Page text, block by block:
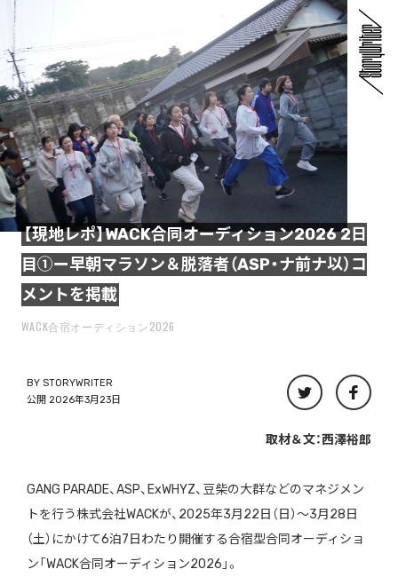
【現地レポ】WACK合同オーディション2026 2日
目①ー早朝マラソン＆脱落者（ASP・ナ前ナ以）コ
メントを掲載
WACK合宿オーディション2026
BY STORYWRITER
公開 2026年3月23日
取材＆文：西澤裕郎
GANG PARADE、ASP、ExWHYZ、豆柴の大群などのマネジメン
トを行う株式会社WACKが、2025年3月22日（日）～3月28日
（土）にかけて6泊7日わたり開催する合宿型合同オーディショ
ン「WACK合同オーディション2026」。